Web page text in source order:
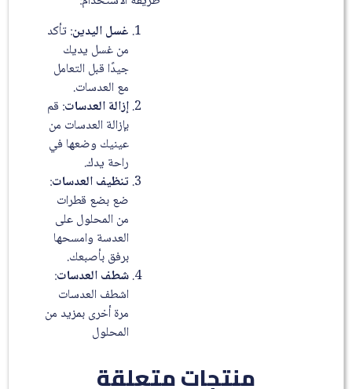
غسل اليدين: تأكد
من غسل يديك
جيدًا قبل التعامل
مع العدسات.
إزالة العدسات: قم
بإزالة العدسات من
عينيك وضعها في
راحة يدك.
تنظيف العدسات:
ضع بضع قطرات
من المحلول على
العدسة وامسحها
برفق بأصبعك.
شطف العدسات:
اشطف العدسات
مرة أخرى بمزيد من
المحلول
منتجات متعلقة